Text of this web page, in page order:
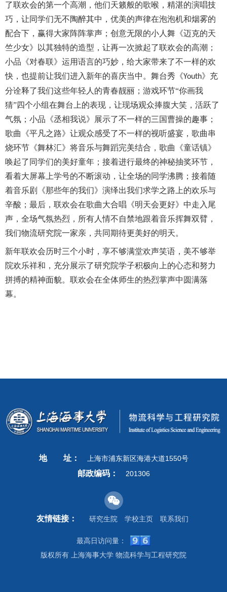
了联欢会的第一个高潮，他们天籁般的歌喉，精湛的演唱技
巧，让同学们无不陶醉其中，优美的声律在泡泡机和烟雾的
配合下，赢得大家阵阵掌声；创意无限的小人舞《迈克的天
竺少女》以其独特的造型，让再一次掀起了联欢会的高潮；
小品《对春联》运用语言的巧妙，给大家带来了不一样的欢
快，也提前让我们进入新年的喜庆当中。舞台秀《Youth》充
分诠释了我们这些年轻人的青春靓丽；游戏环节“你画我
猜”四个小组在舞台上的表现，让现场观众捧腹大笑，活跃了
气氛；小品《丞相我说》展示了不一样的三国曹操的趣事；
歌曲《平凡之路》让观众感受了不一样的视听盛宴，歌曲串
烧环节《舞林汇》将音乐与舞蹈完美结合，歌曲《童话镇》
唤起了同学们的美好童年；接着进行最终的神秘抽奖环节，
看着大屏幕上学号的不断滚动，让全场的同学沸腾；接着随
着音乐剧《那些年的我们》演绎出我们求学之路上的欢乐与
辛酸；最后，联欢会在歌曲大合唱《明天会更好》中走入尾
声，全场气氛热烈，所有人情不自禁地跟着音乐挥舞双臂，
我们物流研究院一家亲，共同期待更美好的明天。
新年联欢会历时三个小时，享不够满堂欢声笑语，美不够举
院欢乐祥和，充分展示了研究院学子积极向上的心态和努力
拼搏的精神面貌。联欢会在全体师生的热烈掌声中圆满落
幕。
地 址： 上海市浦东新区海港大道1550号
邮政编码： 201306
友情链接： 研究生院 学校主页 联系我们
最高日访问量：
版权所有 上海海事大学 物流科学与工程研究院